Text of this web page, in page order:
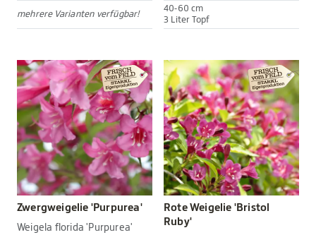
mehrere Varianten verfügbar!
40-60 cm
3 Liter Topf
Zwergweigelie 'Purpurea'
Weigela florida 'Purpurea'
Rote Weigelie 'Bristol
Ruby'